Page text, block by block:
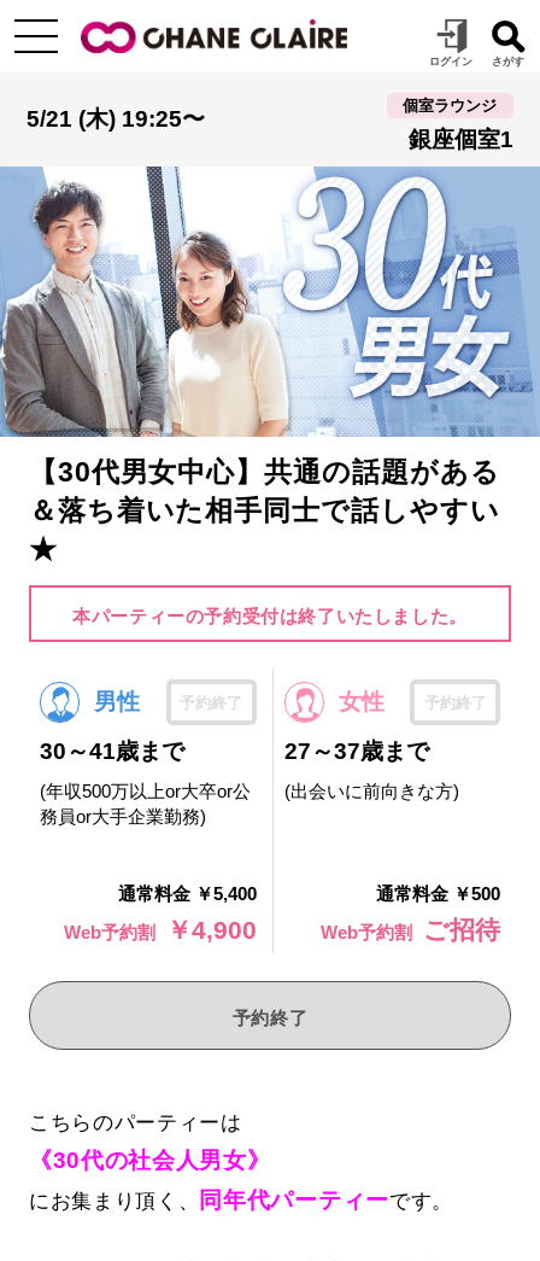
5/21 (木) 19:25〜
個室ラウンジ
銀座個室1
【30代男女中心】共通の話題がある
＆落ち着いた相手同士で話しやすい
★
本パーティーの予約受付は終了いたしました。
男性 予約終了
30～41歳まで
(年収500万以上or大卒or公
務員or大手企業勤務)
通常料金 ￥5,400
Web予約割
￥4,900
女性 予約終了
27～37歳まで
(出会いに前向きな方)
通常料金 ￥500
Web予約割
ご招待
予約終了
こちらのパーティーは
《30代の社会人男女》
にお集まり頂く、 同年代パーティーです。